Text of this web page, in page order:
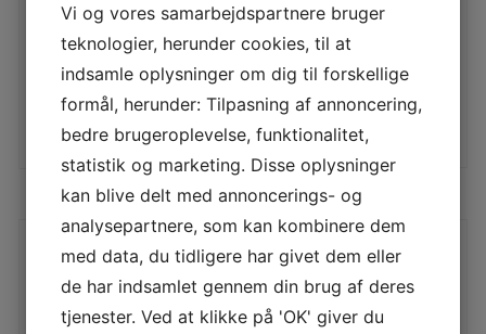
.243Win
29.995,00 DKK
LÆS MERE
2.995,00
LÆS MERE
BRNO ZKW465 .22
Hornet
3.995,00DKK
Browning A-Bolt .22-
250Rem
6.495,00DKK
Vi og vores samarbejdspartnere bruger
teknologier, herunder cookies, til at
indsamle oplysninger om dig til forskellige
formål, herunder: Tilpasning af annoncering,
bedre brugeroplevelse, funktionalitet,
statistik og marketing. Disse oplysninger
kan blive delt med annoncerings- og
analysepartnere, som kan kombinere dem
med data, du tidligere har givet dem eller
de har indsamlet gennem din brug af deres
tjenester. Ved at klikke på 'OK' giver du